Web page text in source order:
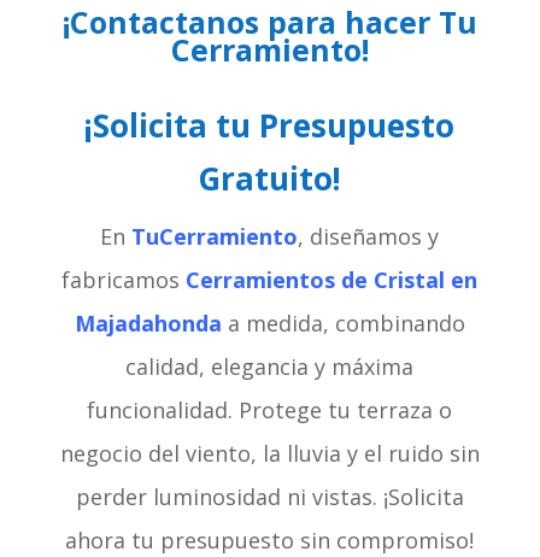
¡Contactanos para hacer Tu
Cerramiento!
¡Solicita tu Presupuesto
Gratuito!
En TuCerramiento, diseñamos y
fabricamos Cerramientos de Cristal en
Majadahonda a medida, combinando
calidad, elegancia y máxima
funcionalidad. Protege tu terraza o
negocio del viento, la lluvia y el ruido sin
perder luminosidad ni vistas. ¡Solicita
ahora tu presupuesto sin compromiso!